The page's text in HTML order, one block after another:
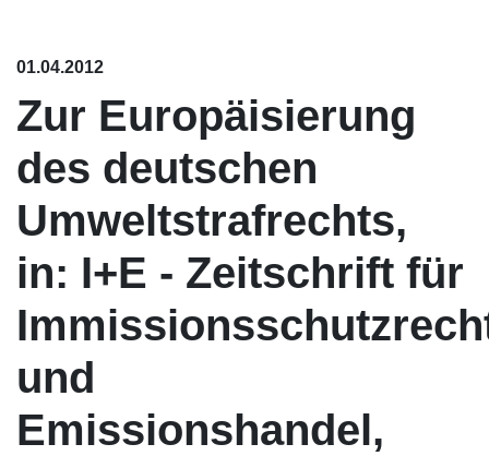
01.04.2012
Zur Europäisierung
des deutschen
Umweltstrafrechts,
in: I+E - Zeitschrift für
und
Emissionshandel,